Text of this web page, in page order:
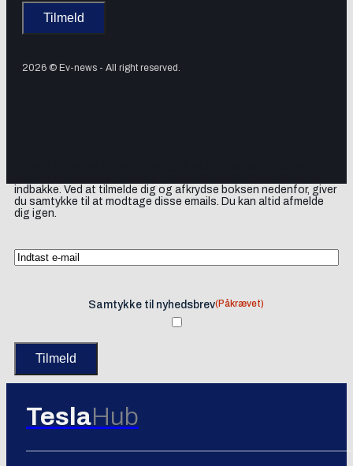
2026 © Ev-news - All right reserved.
indbakke. Ved at tilmelde dig og afkrydse boksen nedenfor, giver
du samtykke til at modtage disse emails. Du kan altid afmelde
dig igen.
Samtykke til nyhedsbrev(Påkrævet)
TeslaHub